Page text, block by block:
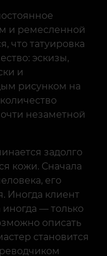
и ремесленной
что татуировка
эскизы,
и
рисунком на
незаметной
задолго
кожи. Сначала
его
Иногда клиент
иногда — только
описать
становится